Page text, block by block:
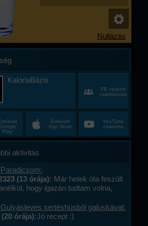
KalóriaBázis
FB csoport
csatlakozás
Play
Értékeld
App Store
YouTube
csatorna
aktivitás
(13 órája): Már hetek óta feszült
hogy igazán tudtam volna,
éveim közepén egyszer csak
minden, ami régen izgalmas
sertéshúsból galuskával:
órája):Jó recept :)